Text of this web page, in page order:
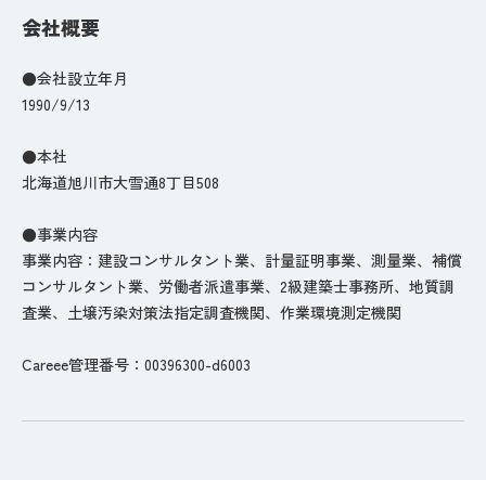
会社概要
●会社設立年月
1990/9/13
●本社
北海道旭川市大雪通8丁目508
●事業内容
事業内容：建設コンサルタント業、計量証明事業、測量業、補償
コンサルタント業、労働者派遣事業、2級建築士事務所、地質調
査業、土壌汚染対策法指定調査機関、作業環境測定機関
Careee管理番号：00396300-d6003